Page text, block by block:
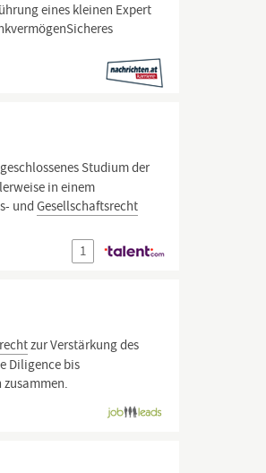
eines kleinen Expert
Studium der
in einem
undGesellschaftsrecht
1
zur Verstärkung des
Diligence bis